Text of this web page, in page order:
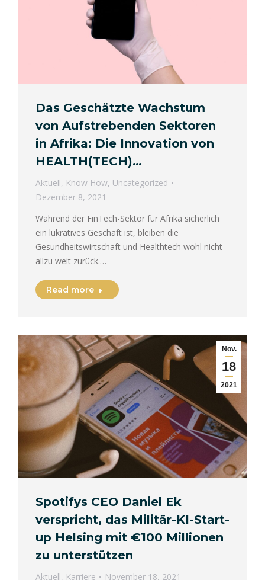
Das Geschätzte Wachstum
von Aufstrebenden Sektoren
in Afrika: Die Innovation von
HEALTH(TECH)…
Aktuell, Know How, Uncategorized
Dezember 8, 2021
Während der FinTech-Sektor für Afrika sicherlich
ein lukratives Geschäft ist, bleiben die
Gesundheitswirtschaft und Healthtech wohl nicht
allzu weit zurück.…
Read more
Nov.
18
2021
Spotifys CEO Daniel Ek
verspricht, das Militär-KI-Start-
up Helsing mit €100 Millionen
zu unterstützen
Aktuell, Karriere November 18, 2021